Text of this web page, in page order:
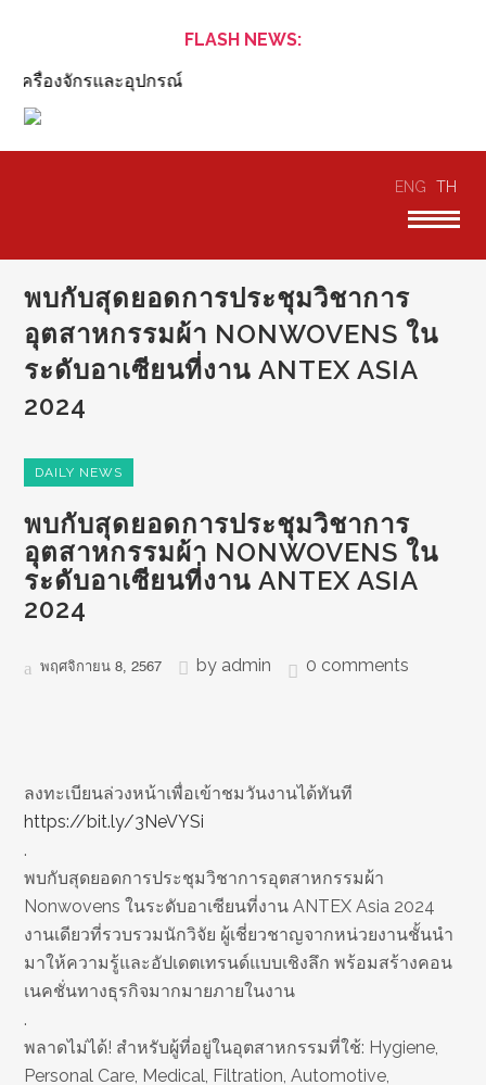
FLASH NEWS:
ครื่องจักรและอุปกรณ์
ENG TH
พบกับสุดยอดการประชุมวิชาการ
อุตสาหกรรมผ้า NONWOVENS ใน
ระดับอาเซียนที่งาน ANTEX ASIA
2024
DAILY NEWS
พบกับสุดยอดการประชุมวิชาการ
อุตสาหกรรมผ้า NONWOVENS ใน
ระดับอาเซียนที่งาน ANTEX ASIA
2024
พฤศจิกายน 8, 2567 by admin 0 comments
ลงทะเบียนล่วงหน้าเพื่อเข้าชมวันงานได้ทันที
https://bit.ly/3NeVYSi
.
พบกับสุดยอดการประชุมวิชาการอุตสาหกรรมผ้า
Nonwovens ในระดับอาเซียนที่งาน ANTEX Asia 2024
งานเดียวที่รวบรวมนักวิจัย ผู้เชี่ยวชาญจากหน่วยงานชั้นนำ
มาให้ความรู้และอัปเดตเทรนด์แบบเชิงลึก พร้อมสร้างคอน
เนคชั่นทางธุรกิจมากมายภายในงาน
.
พลาดไม่ได้! สำหรับผู้ที่อยู่ในอุตสาหกรรมที่ใช้: Hygiene,
Personal Care, Medical, Filtration, Automotive,